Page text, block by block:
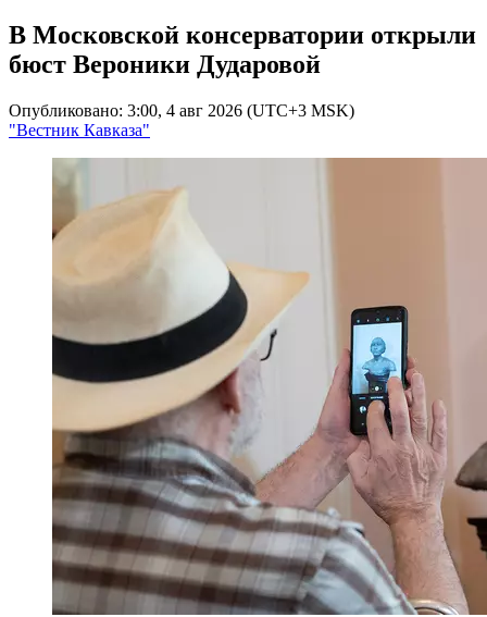
В Московской консерватории открыли
бюст Вероники Дударовой
Опубликовано: 3:00, 4 авг 2026 (UTC+3 MSK)
"Вестник Кавказа"